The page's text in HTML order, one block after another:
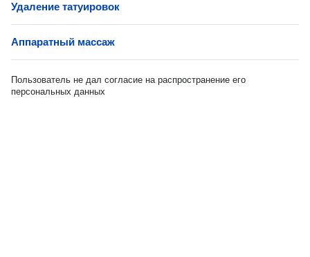
Удаление татуировок
Аппаратный массаж
Пользователь не дал согласие на распространение его
персональных данных